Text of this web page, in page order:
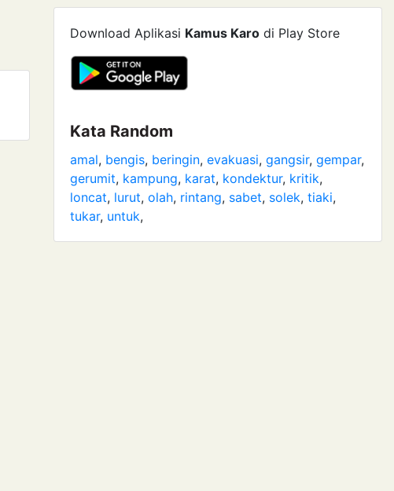
Download Aplikasi Kamus Karo di Play Store
Kata Random
amal, bengis, beringin, evakuasi, gangsir, gempar,
gerumit, kampung, karat, kondektur, kritik,
loncat, lurut, olah, rintang, sabet, solek, tiaki,
tukar, untuk,